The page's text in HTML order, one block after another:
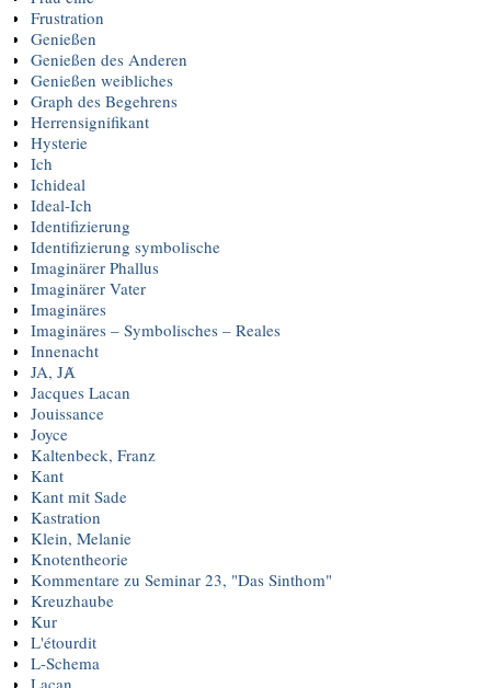
Frustration
Genießen
Genießen des Anderen
Genießen weibliches
Graph des Begehrens
Herrensignifikant
Hysterie
Ich
Ichideal
Ideal-Ich
Identifizierung
Identifizierung symbolische
Imaginärer Phallus
Imaginärer Vater
Imaginäres
Imaginäres – Symbolisches – Reales
Innenacht
JA, JȺ
Jacques Lacan
Jouissance
Joyce
Kaltenbeck, Franz
Kant
Kant mit Sade
Kastration
Klein, Melanie
Knotentheorie
Kommentare zu Seminar 23, "Das Sinthom"
Kreuzhaube
Kur
L'étourdit
L-Schema